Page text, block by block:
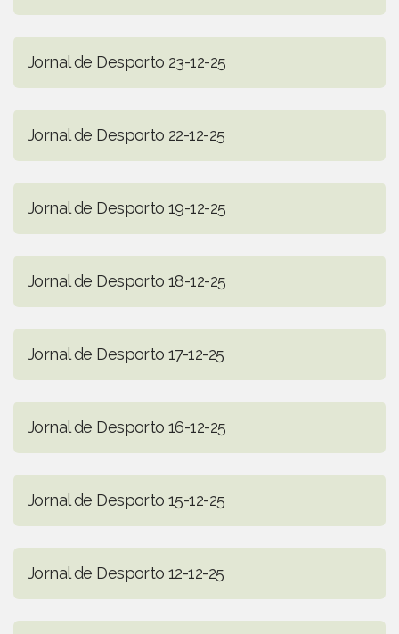
Jornal de Desporto 23-12-25
Jornal de Desporto 22-12-25
Jornal de Desporto 19-12-25
Jornal de Desporto 18-12-25
Jornal de Desporto 17-12-25
Jornal de Desporto 16-12-25
Jornal de Desporto 15-12-25
Jornal de Desporto 12-12-25